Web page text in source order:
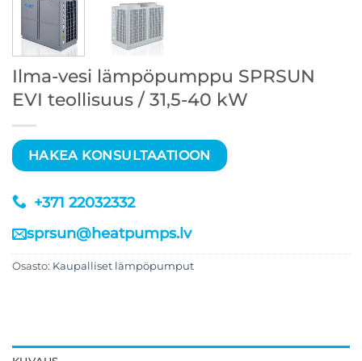
Ilma-vesi lämpöpumppu SPRSUN
EVI teollisuus / 31,5-40 kW
HAKEA KONSULTAATIOON
+371 22032332
sprsun@heatpumps.lv
Osasto: Kaupalliset lämpöpumput